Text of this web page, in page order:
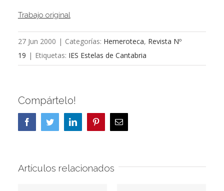
Trabajo original
27 Jun 2000 | Categorías: Hemeroteca, Revista Nº
19 | Etiquetas: IES Estelas de Cantabria
Compártelo!
FacebookTwitterLinkedInPinterestCorreo
electrónico
Artículos relacionados